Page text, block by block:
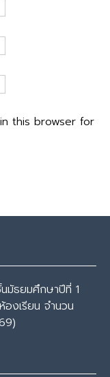
this browser for
มัธยมศึกษาปีที่ 1
งเรียน จำนวน